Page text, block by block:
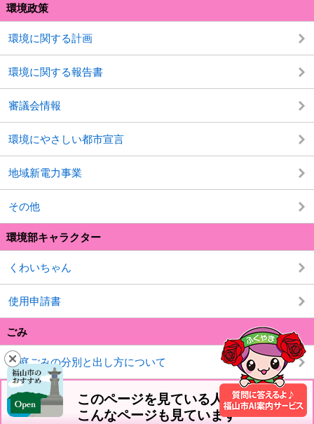
環境政策
環境に関する計画
環境に関する報告書
審議会情報
環境にやさしい都市宣言
地域新電力事業
その他
環境部キャラクター
くわいちゃん
使用申請書
ごみ
家庭ごみの分別と出し方について
このページを見ている人は
こんなページも見ています